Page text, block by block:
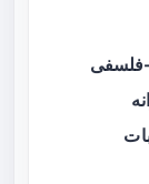
فلسفی